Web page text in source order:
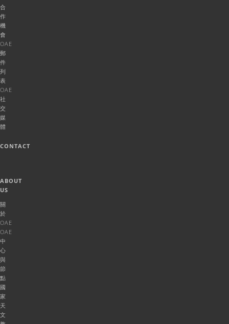
合
作
機
會
OAE
郵
件
列
表
OAE
社
交
媒
體
CONTACT
ABOUT
US
關
於
OAE
OAE
中
心
與
節
點
國
家
天
文